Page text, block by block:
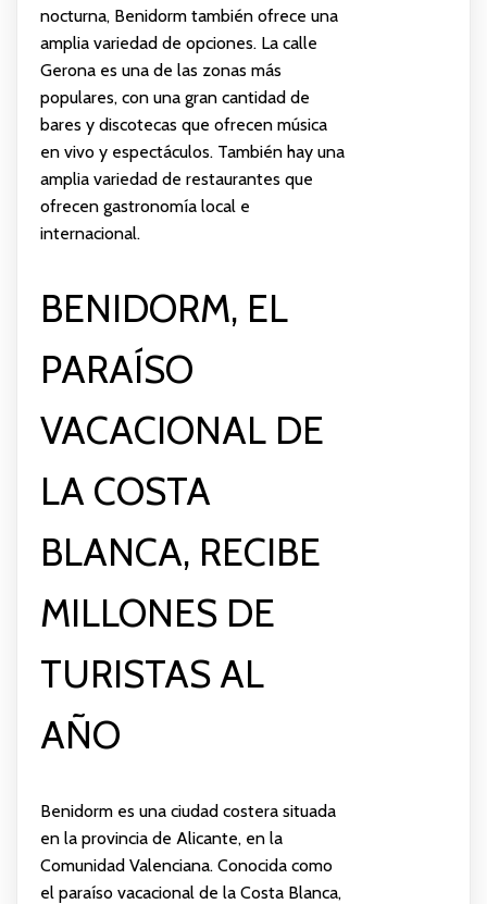
nocturna, Benidorm también ofrece una
amplia variedad de opciones. La calle
Gerona es una de las zonas más
populares, con una gran cantidad de
bares y discotecas que ofrecen música
en vivo y espectáculos. También hay una
amplia variedad de restaurantes que
ofrecen gastronomía local e
internacional.
BENIDORM, EL
PARAÍSO
VACACIONAL DE
LA COSTA
BLANCA, RECIBE
MILLONES DE
TURISTAS AL
AÑO
Benidorm es una ciudad costera situada
en la provincia de Alicante, en la
Comunidad Valenciana. Conocida como
el paraíso vacacional de la Costa Blanca,